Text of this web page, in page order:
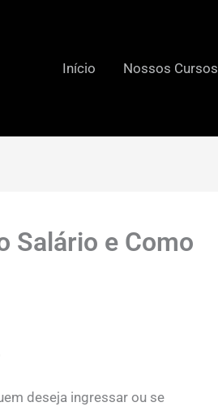
Início Nossos Cursos
Salário e Como
deseja ingressar ou se